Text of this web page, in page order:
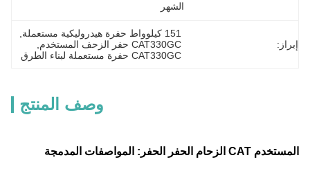
الشهر
إبراز:
151 كيلوواط حفرة هيدروليكية مستعملة
CAT330GC حفر الزحف المستخدم
CAT330GC حفرة مستعملة لبناء الطرق
وصف المنتج
المستخدم CAT الزحام الحفر الحفر: المواصفات المدمجة